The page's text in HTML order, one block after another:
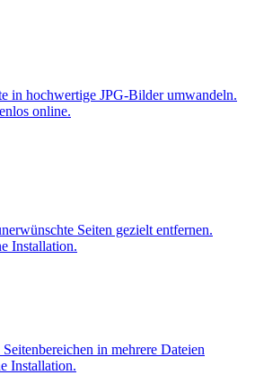
in hochwertige JPG-Bilder umwandeln.
online.
Seiten gezielt entfernen.
Installation.
in mehrere Dateien
Installation.